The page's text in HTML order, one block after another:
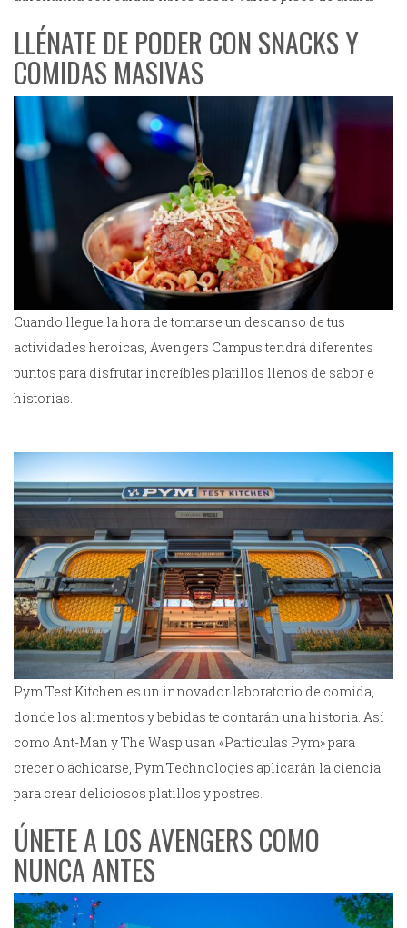
LLÉNATE DE PODER CON SNACKS Y
COMIDAS MASIVAS
Cuando llegue la hora de tomarse un descanso de tus
actividades heroicas, Avengers Campus tendrá diferentes
puntos para disfrutar increíbles platillos llenos de sabor e
historias.
Pym Test Kitchen es un innovador laboratorio de comida,
donde los alimentos y bebidas te contarán una historia. Así
como Ant-Man y The Wasp usan «Partículas Pym» para
crecer o achicarse, Pym Technologies aplicarán la ciencia
para crear deliciosos platillos y postres.
ÚNETE A LOS AVENGERS COMO
NUNCA ANTES